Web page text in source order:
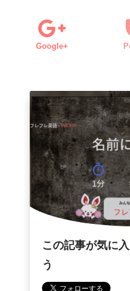
Google+
この記事が気に
う